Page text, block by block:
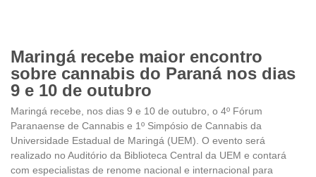
Maringá recebe maior encontro
sobre cannabis do Paraná nos dias
9 e 10 de outubro
Maringá recebe, nos dias 9 e 10 de outubro, o 4º Fórum
Paranaense de Cannabis e 1º Simpósio de Cannabis da
Universidade Estadual de Maringá (UEM). O evento será
realizado no Auditório da Biblioteca Central da UEM e contará
com especialistas de renome nacional e internacional para